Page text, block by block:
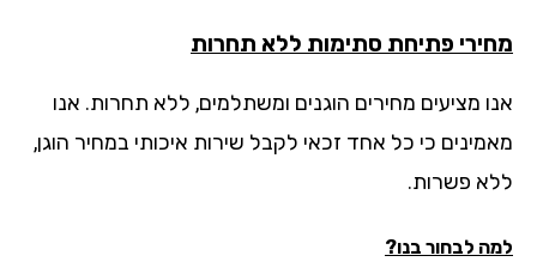
פתיחת סתימות ללא תחרות
מציעים מחירים הוגנים ומשתלמים, ללא תחרות. אנו
כי כל אחד זכאי לקבל שירות איכותי במחיר הוגן,
פשרות.
לבחור בנו?